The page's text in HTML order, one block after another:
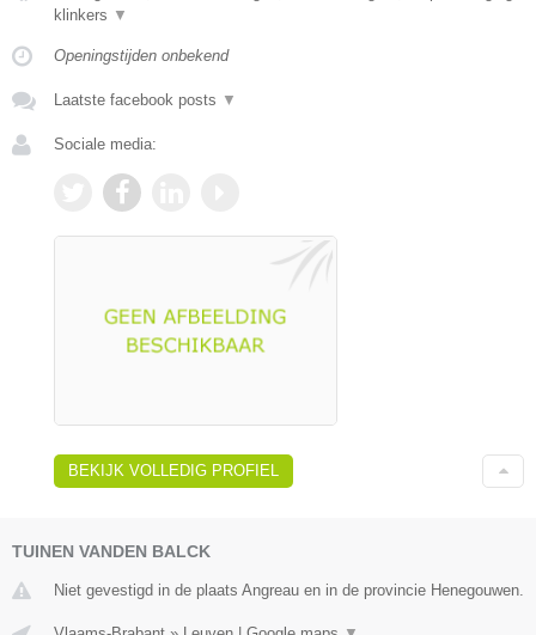
klinkers ▼
Openingstijden onbekend
Laatste facebook posts ▼
Sociale media:
BEKIJK VOLLEDIG PROFIEL
TUINEN VANDEN BALCK
Niet gevestigd in de plaats Angreau en in de provincie Henegouwen.